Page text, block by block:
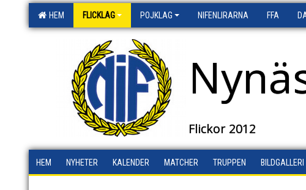
HEM FLICKLAG POJKLAG NIFENLIRARNA FFA
Flickor 2012
HEM NYHETER KALENDER MATCHER TRUPPEN BILDGALLERI